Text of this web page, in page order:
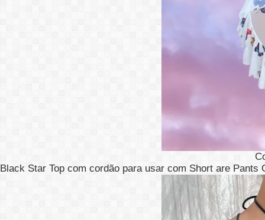
Black Star Top com cordão para usar com Short are Pants